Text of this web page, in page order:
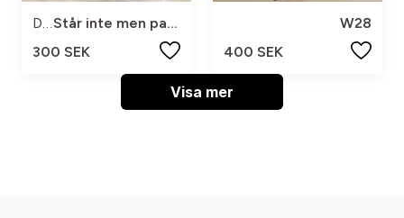
Står inte men passar mig som är 180 bra
300 SEK
W28
400 SEK
Visa mer